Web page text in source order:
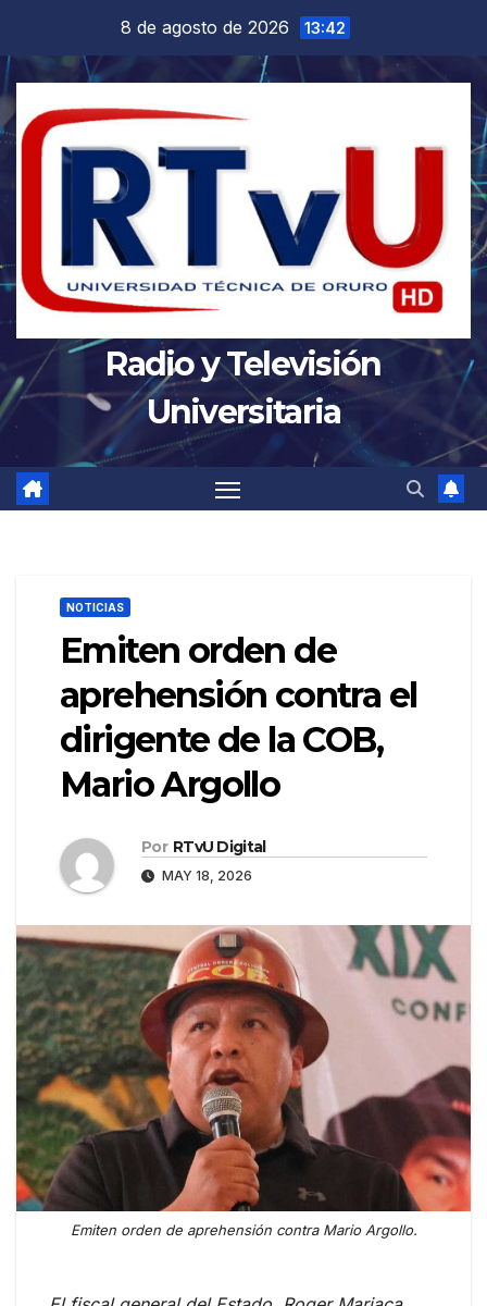
contenido
8 de agosto de 2026 13:42
Radio y Televisión
Universitaria
NOTICIAS
Emiten orden de
aprehensión contra el
dirigente de la COB,
Mario Argollo
Por RTvU Digital
MAY 18, 2026
Emiten orden de aprehensión contra Mario Argollo.